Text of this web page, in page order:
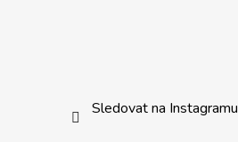
Sledovat na Instagramu